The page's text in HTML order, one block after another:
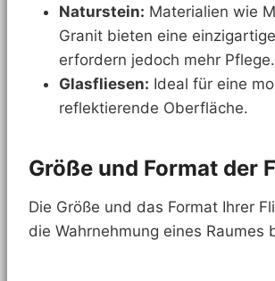
Naturstein: Materialien wie
Granit bieten eine
erfordern jedoch mehr Pflege.
Glasfliesen: Ideal für eine
reflektierende Oberfläche.
Größe und Format der
Die Größe und das Format Ihrer
die Wahrnehmung eines Raumes